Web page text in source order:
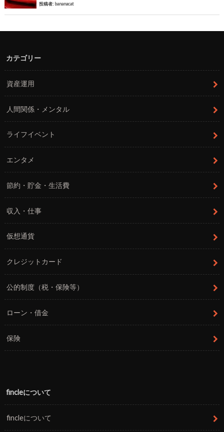
投稿者: bananacat
カテゴリー
資産運用
人間関係・メンタル
ライフイベント
エンタメ
節約・貯金・生活費
収入・仕事
仮想通貨
クレジットカード
公的制度（税・保険等）
ローン・借金
保険
fincleについて
fincleについて